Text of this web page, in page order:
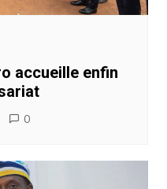
accueille enfin
0